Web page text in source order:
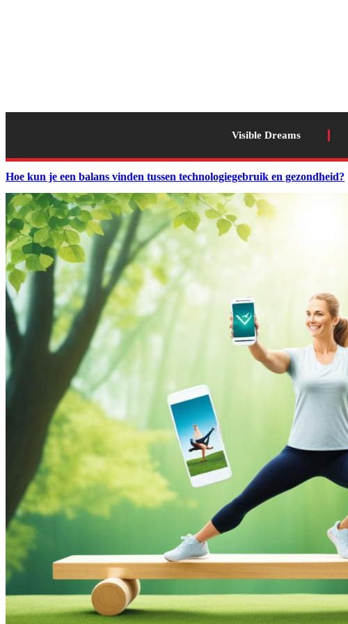
Visible Dreams
Hoe kun je een balans vinden tussen technologiegebruik en gezondheid?